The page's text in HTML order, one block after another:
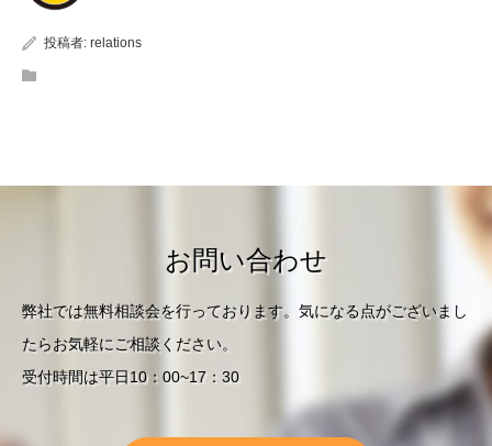
投稿者: relations
お問い合わせ
弊社では無料相談会を行っております。気になる点がございまし
たらお気軽にご相談ください。
受付時間は平日10：00~17：30